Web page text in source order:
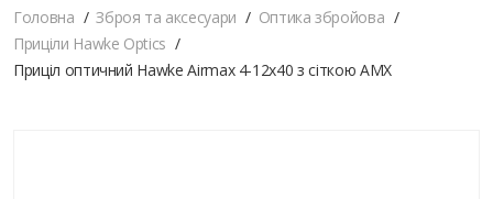
Головна Зброя та аксесуари
Оптика збройова
Приціли Hawke Optics
Приціл оптичний Hawke Airmax 4-12х40 з сіткою AMX